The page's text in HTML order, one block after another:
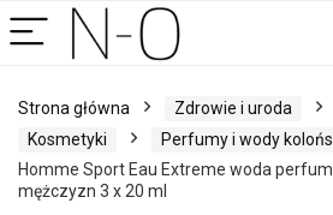
Strona główna Zdrowie i uroda
Kosmetyki
Perfumy i wody
Homme Sport Eau Extreme woda
mężczyzn 3 x 20 ml